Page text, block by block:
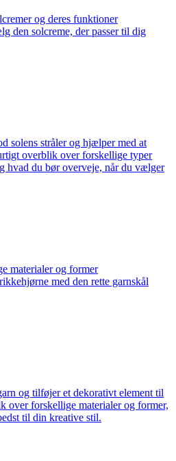
og deres funktioner
den solcreme, der passer til dig
solens stråler og hjælper med at
overblik over forskellige typer
hvad du bør overveje, når du vælger
materialer og former
med den rette garnskål
og tilføjer et dekorativt element til
over forskellige materialer og former,
til din kreative stil.